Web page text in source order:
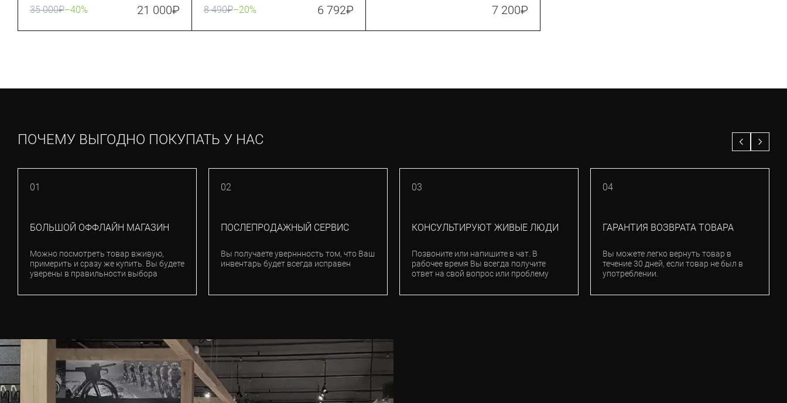
35 000₽–40% 21 000₽
8 490₽–20% 6 792₽ 7 200₽
ПОЧЕМУ ВЫГОДНО ПОКУПАТЬ У НАС
01
БОЛЬШОЙ ОФФЛАЙН МАГАЗИН
Можно посмотреть товар вживую,
примерить и сразу же купить. Вы будете
уверены в правильности выбора
02
ПОСЛЕПРОДАЖНЫЙ СЕРВИС
Вы получаете уверннность том, что Ваш
инвентарь будет всегда исправен
03
КОНСУЛЬТИРУЮТ ЖИВЫЕ ЛЮДИ
Позвоните или напишите в чат. В
рабочее время Вы всегда получите
ответ на свой вопрос или проблему
04
ГАРАНТИЯ ВОЗВРАТА ТОВАРА
Вы можете легко вернуть товар в
течение 30 дней, если товар не был в
употреблении.